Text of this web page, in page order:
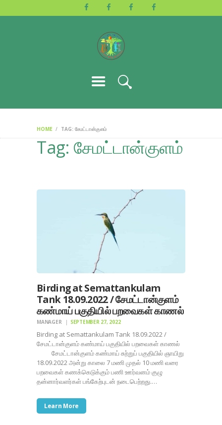
HOME TAG: சேமட்டான்குளம்
Tag: சேமட்டான்குளம்
ACTIVITIES
Birding at Semattankulam
Tank 18.09.2022 / சேமட்டான்குளம்
கண்மாய் பகுதியில் பறவைகள் காணல்
MANAGER SEPTEMBER 27, 2022
Birding at Semattankulam Tank 18.09.2022 /
சேமட்டான்குளம் கண்மாய் பகுதியில் பறவைகள் காணல்
சேமட்டான்குளம் கண்மாய் சுற்றுப் பகுதியில் ஞாயிறு
18.09.2022 அன்று காலை 7 மணி முதல் 10 மணி வரை
பறவைகள் கணக்கெடுக்கும் பணி ஊர்வனம் குழு
தன்னார்வளர்கள் பங்கேற்புடன் நடைபெற்றது.…
Learn More